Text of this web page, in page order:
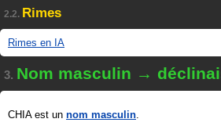
2.2. Rimes
Rimes en IA
3. Nom masculin →
CHIA est un nom masculin.